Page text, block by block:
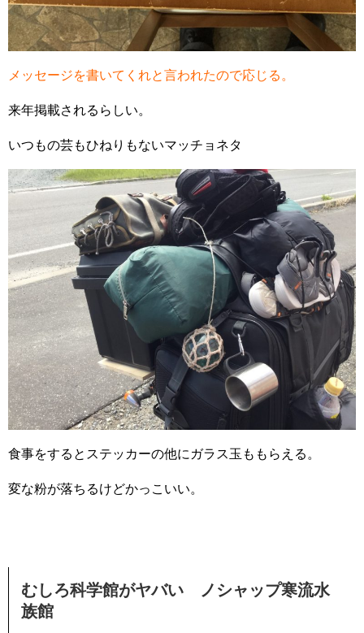
メッセージを書いてくれと言われたので応じる。
来年掲載されるらしい。
いつもの芸もひねりもないマッチョネタ
食事をするとステッカーの他にガラス玉ももらえる。
変な粉が落ちるけどかっこいい。
むしろ科学館がヤバい ノシャップ寒流水
族館